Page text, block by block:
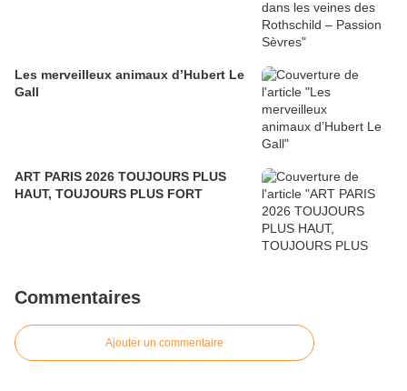
Les merveilleux animaux d’Hubert Le
Gall
ART PARIS 2026 TOUJOURS PLUS
HAUT, TOUJOURS PLUS FORT
Commentaires
Ajouter un commentaire